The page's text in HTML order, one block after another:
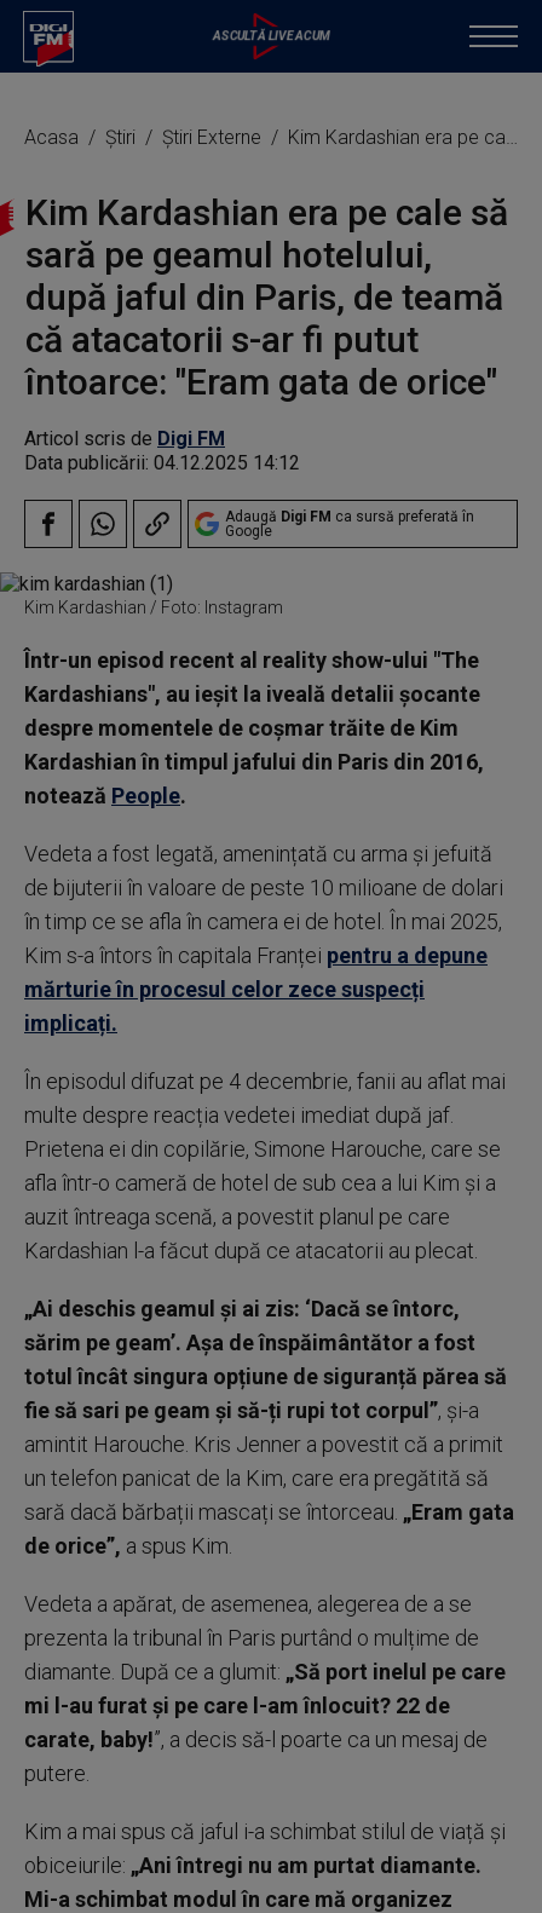
Acasa Știri Știri Externe Kim Kardashian era pe cale să sară pe geamul hotelului, după jaful din Paris, de teamă că atacatorii s-ar fi putut întoarce: "Eram gata de orice"
Kim Kardashian era pe cale să
sară pe geamul hotelului,
după jaful din Paris, de teamă
că atacatorii s-ar fi putut
întoarce: "Eram gata de orice"
Articol scris de Digi FM
Data publicării: 04.12.2025 14:12
Adaugă Digi FM ca sursă preferată în
Google
Kim Kardashian / Foto: Instagram
Într-un episod recent al reality show-ului "The
Kardashians", au ieșit la iveală detalii șocante
despre momentele de coșmar trăite de Kim
Kardashian în timpul jafului din Paris din 2016,
notează People.
Vedeta a fost legată, amenințată cu arma și jefuită
de bijuterii în valoare de peste 10 milioane de dolari
în timp ce se afla în camera ei de hotel. În mai 2025,
Kim s-a întors în capitala Franței pentru a depune
mărturie în procesul celor zece suspecți
implicați.
În episodul difuzat pe 4 decembrie, fanii au aflat mai
multe despre reacția vedetei imediat după jaf.
Prietena ei din copilărie, Simone Harouche, care se
afla într-o cameră de hotel de sub cea a lui Kim și a
auzit întreaga scenă, a povestit planul pe care
Kardashian l-a făcut după ce atacatorii au plecat.
„Ai deschis geamul și ai zis: ‘Dacă se întorc,
sărim pe geam’. Așa de înspăimântător a fost
totul încât singura opțiune de siguranță părea să
fie să sari pe geam și să-ți rupi tot corpul”, și-a
amintit Harouche. Kris Jenner a povestit că a primit
un telefon panicat de la Kim, care era pregătită să
sară dacă bărbații mascați se întorceau. „Eram gata
de orice”, a spus Kim.
Vedeta a apărat, de asemenea, alegerea de a se
prezenta la tribunal în Paris purtând o mulțime de
diamante. După ce a glumit: „Să port inelul pe care
mi l-au furat și pe care l-am înlocuit? 22 de
carate, baby!”, a decis să-l poarte ca un mesaj de
putere.
Kim a mai spus că jaful i-a schimbat stilul de viață și
obiceiurile: „Ani întregi nu am purtat diamante.
Mi-a schimbat modul în care mă organizez